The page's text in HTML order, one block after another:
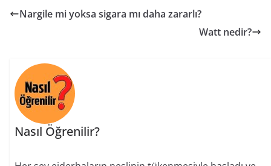
Nargile mi yoksa sigara mı daha zararlı?
Watt nedir?
Nasıl Öğrenilir?